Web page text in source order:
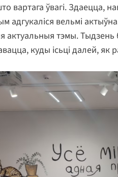
вартага ўвагі. Здаецца,
адгукаліся вельмі
актуальныя тэмы.
куды ісьці далей, як